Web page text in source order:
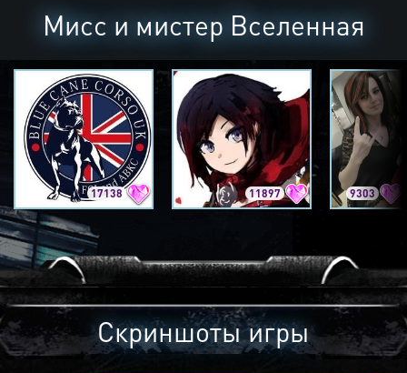
Мисс и мистер Вселенная
17138 11897 9303
Скриншоты игры